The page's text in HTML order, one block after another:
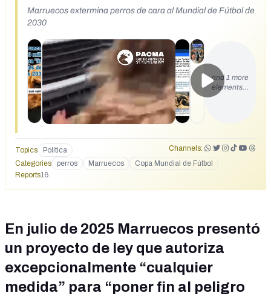
Marruecos extermina perros de cara al Mundial de Fútbol de
2030
and 1 more
elements…
Topics Política
Channels:
Categories
perros Marruecos
Copa Mundial de Fútbol
Reports16
En julio de 2025 Marruecos presentó
un proyecto de ley que autoriza
excepcionalmente “cualquier
medida” para “poner fin al peligro